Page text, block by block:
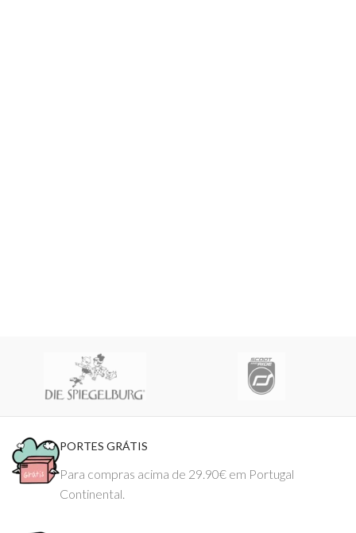
PORTES GRÁTIS
Para compras acima de 29.90€ em Portugal
Continental.